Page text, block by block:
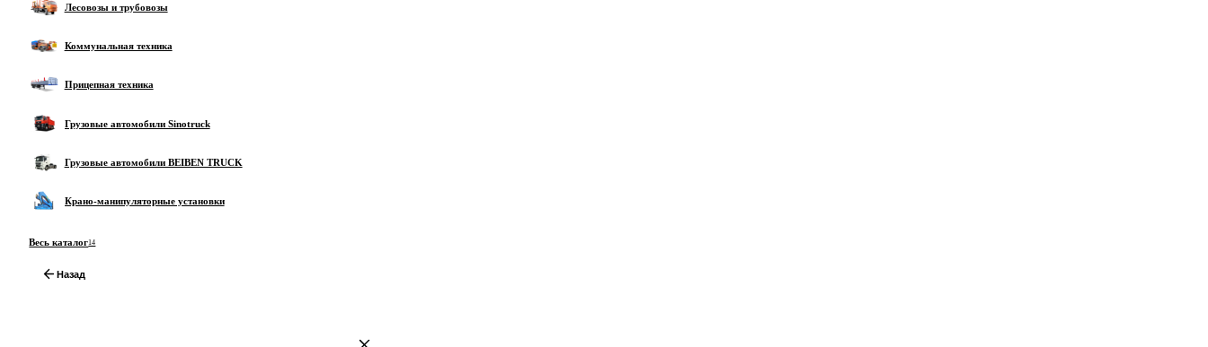
Лесовозы и трубовозы
Коммунальная техника
Прицепная техника
Грузовые автомобили Sinotruck
Грузовые автомобили BEIBEN TRUCK
Крано-манипуляторные установки
Весь каталог14
Назад